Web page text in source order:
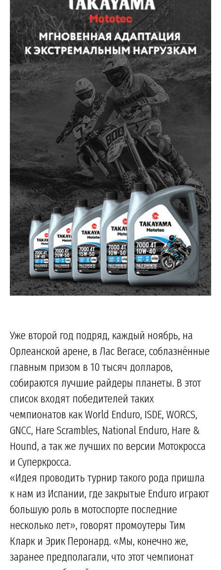
Уже второй год подряд, каждый ноябрь, на
Орлеанской арене, в Лас Вегасе, соблазнённые
главным призом в 10 тысяч долларов,
собираются лучшие райдеры планеты. В этот
список входят победителей таких
чемпионатов как World Enduro, ISDE, WORCS,
GNCC, Hare Scrambles, National Enduro, Hare &
Hound, а так же лучших по версии Мотокросса
и Суперкросса.
«Идея проводить турнир такого рода пришла
к нам из Испании, где закрытые Enduro играют
большую роль в мотоспорте последние
несколько лет», говорят промоутеры Тим
Кларк и Эрик Перонард. «Мы, конечно же,
заранее предполагали, что этот чемпионат